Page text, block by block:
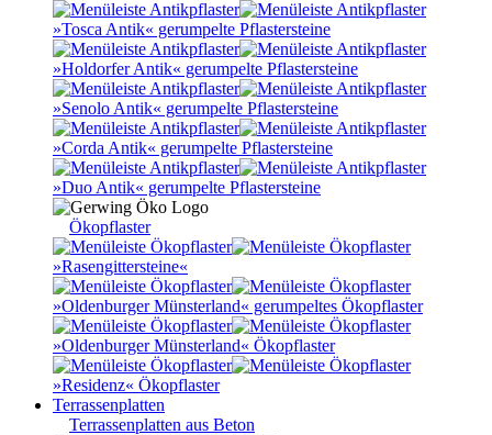
»Tosca Antik« gerumpelte Pflastersteine
»Holdorfer Antik« gerumpelte Pflastersteine
»Senolo Antik« gerumpelte Pflastersteine
»Corda Antik« gerumpelte Pflastersteine
»Duo Antik« gerumpelte Pflastersteine
Ökopflaster
»Rasengittersteine«
»Oldenburger Münsterland« gerumpeltes Ökopflaster
»Oldenburger Münsterland« Ökopflaster
»Residenz« Ökopflaster
Terrassenplatten
Terrassenplatten aus Beton